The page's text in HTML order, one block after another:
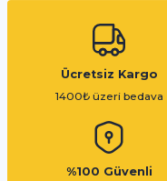
Ücretsiz Kargo
1400₺ üzeri bedava
%100 Güvenli